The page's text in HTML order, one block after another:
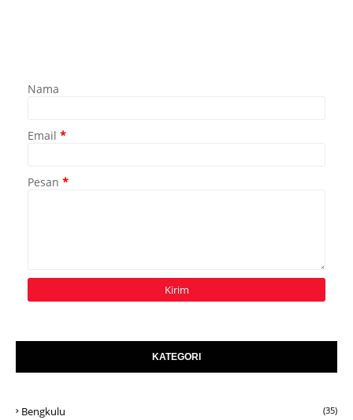
Nama
Email *
Pesan *
KATEGORI
Bengkulu (35)